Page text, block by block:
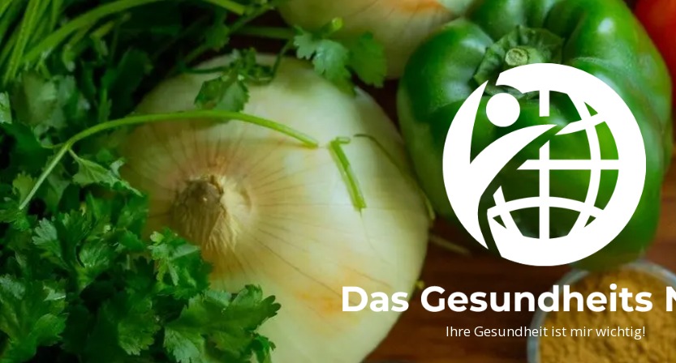
Ihre Gesundheit ist mir wichtig!